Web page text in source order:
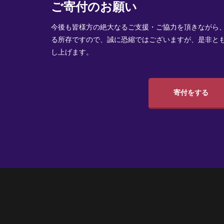
ご寄付のお願い
今後も皆様方の絶大なるご支援・ご協力を頂きながら
る所存ですので、誠に恐縮ではございますが、是非と
し上げます。
寄付をする